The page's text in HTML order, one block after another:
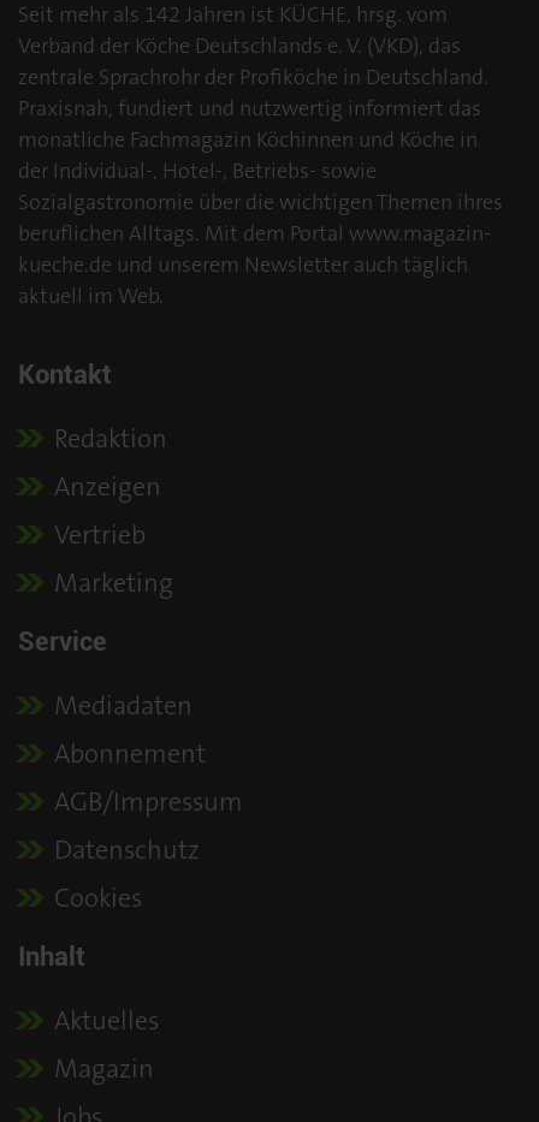
Seit mehr als 142 Jahren ist KÜCHE, hrsg. vom
Verband der Köche Deutschlands e. V. (VKD), das
zentrale Sprachrohr der Profiköche in Deutschland.
Praxisnah, fundiert und nutzwertig informiert das
monatliche Fachmagazin Köchinnen und Köche in
der Individual-, Hotel-, Betriebs- sowie
Sozialgastronomie über die wichtigen Themen ihres
beruflichen Alltags. Mit dem Portal www.magazin-
kueche.de und unserem Newsletter auch täglich
aktuell im Web.
Kontakt
Redaktion
Anzeigen
Vertrieb
Marketing
Service
Mediadaten
Abonnement
AGB/Impressum
Datenschutz
Cookies
Inhalt
Aktuelles
Magazin